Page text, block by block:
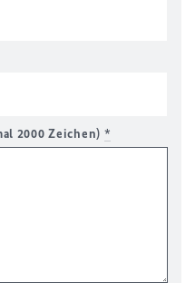
2000 Zeichen) *